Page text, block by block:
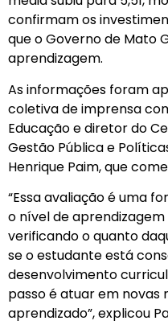
confirmam os
que o Governo de Mato
aprendizagem.
As informações foram
coletiva de imprensa
Educação e diretor do
Gestão Pública e
Henrique Paim, que
“Essa avaliação é uma
o nível de
verificando o quanto
se o estudante está
desenvolvimento
passo é atuar em
aprendizado”, explicou